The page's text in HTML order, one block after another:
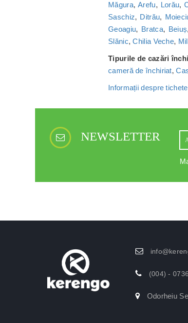
Măgura,Arefu, Lorău,
Saschiz, Ditrău,
Geoagiu, Bratca, Beiuș
Slănic,Chilia Veche,
Tipurile de cazări
cameră de închiriat,
Informații despre
NEWSLETTER
(004) -
Odorheiu